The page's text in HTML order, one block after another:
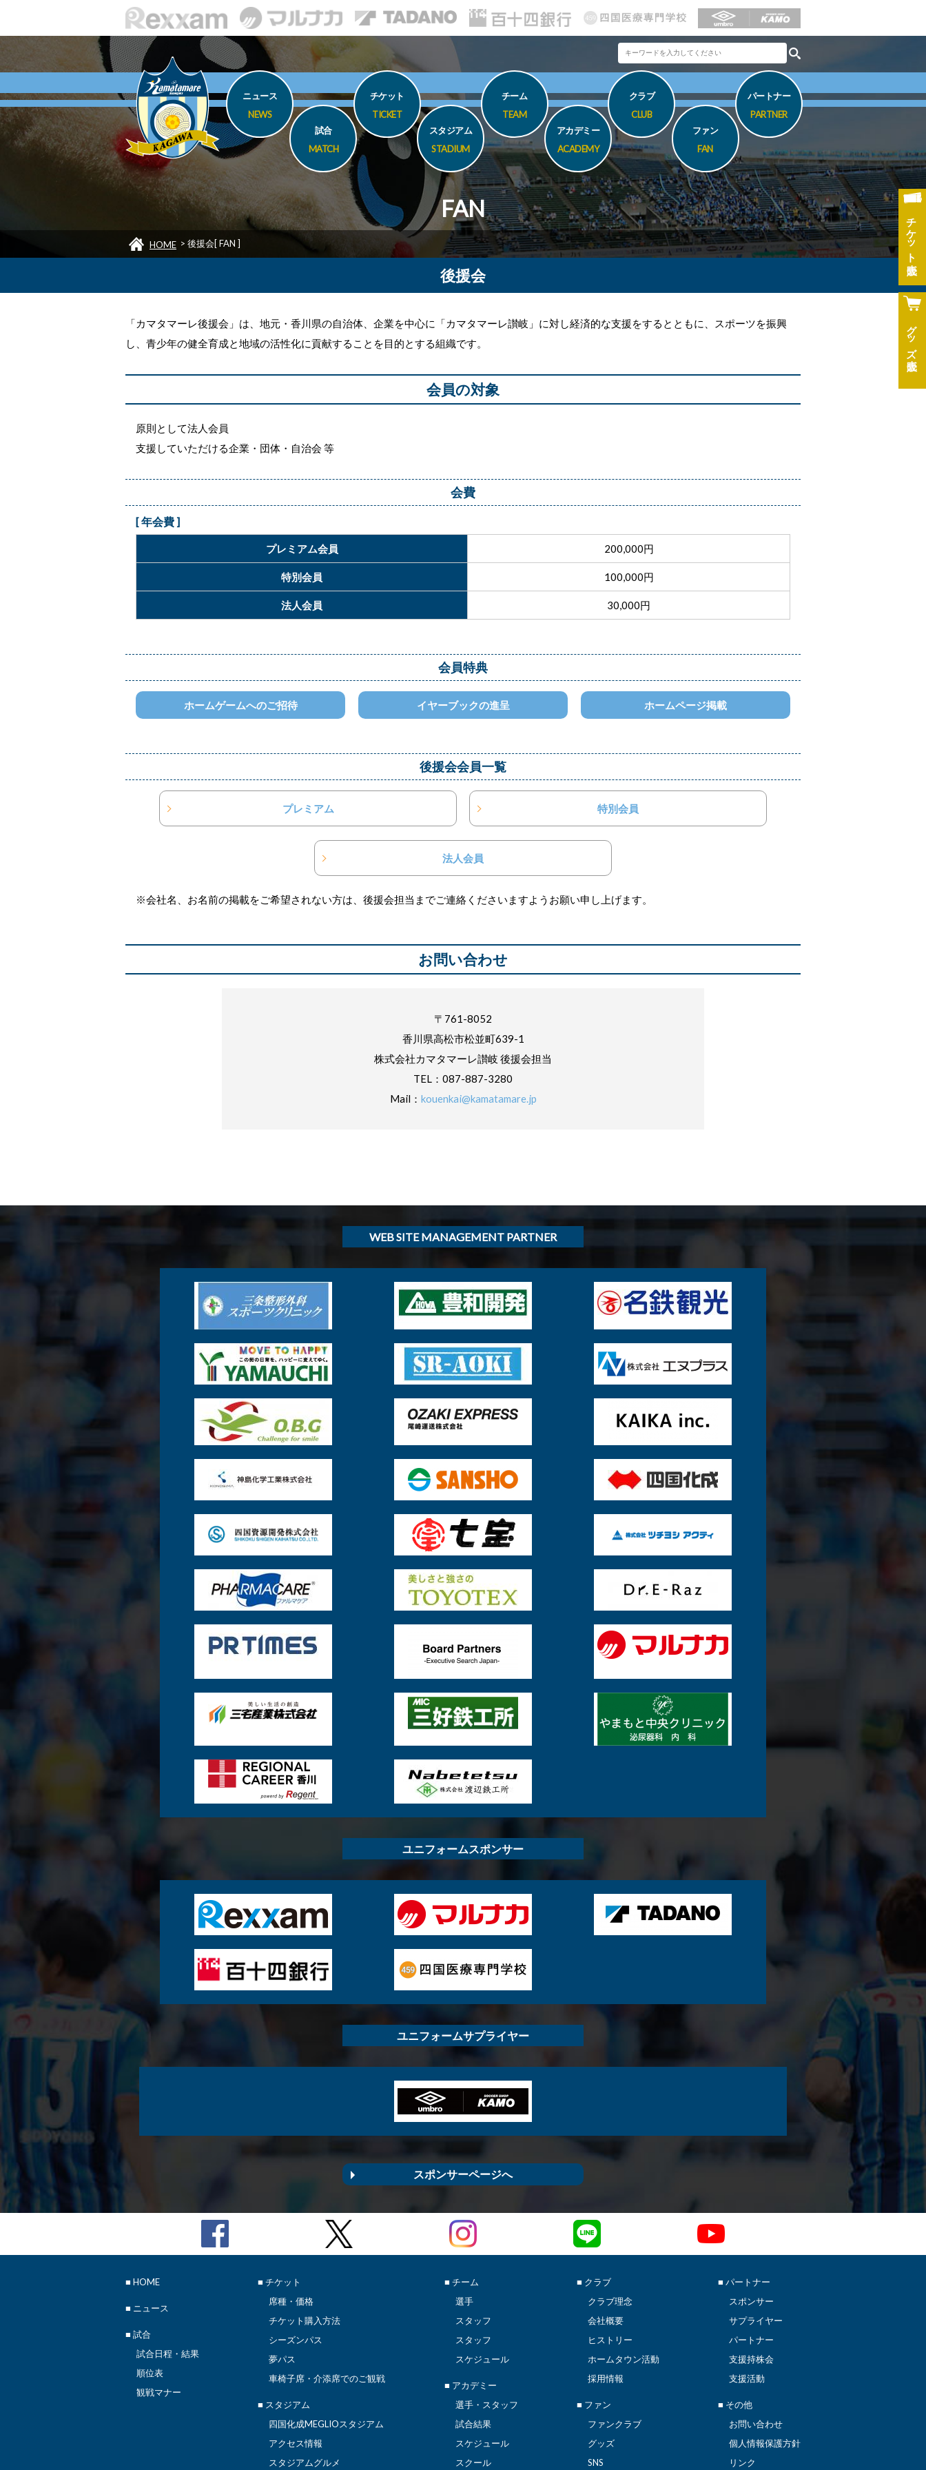
チケット
グッズ
ニュース
NEWS
試合
MATCH
チケット
TICKET
スタジアム
STADIUM
チーム
TEAM
アカデミー
ACADEMY
クラブ
CLUB
ファン
FAN
パートナー
PARTNER
FAN
HOME > 後援会[ FAN ]
後援会
「カマタマーレ後援会」は、地元・香川県の自治体、企業を中心に「カマタマーレ讃岐」に対し経済的な支援をするとともに、スポーツを振興
し、青少年の健全育成と地域の活性化に貢献することを目的とする組織です。
会員の対象
原則として法人会員
支援していただける企業・団体・自治会 等
会費
[ 年会費 ]
プレミアム会員 200,000円
特別会員 100,000円
法人会員 30,000円
会員特典
ホームゲームへのご招待 イヤーブックの進呈 ホームページ掲載
後援会会員一覧
プレミアム 特別会員
法人会員
※会社名、お名前の掲載をご希望されない方は、後援会担当までご連絡くださいますようお願い申し上げます。
お問い合わせ
〒761-8052
香川県高松市松並町639-1
株式会社カマタマーレ讃岐 後援会担当
TEL：087-887-3280
Mail： kouenkai@kamatamare.jp
WEB SITE MANAGEMENT PARTNER
ユニフォームスポンサー
ユニフォームサプライヤー
スポンサーページへ
■ HOME
■ ニュース
■ 試合
試合日程・結果
順位表
観戦マナー
■ チケット
席種・価格
チケット購入方法
シーズンパス
夢パス
車椅子席・介添席でのご観戦
■ スタジアム
四国化成MEGLIOスタジアム
アクセス情報
スタジアムグルメ
■ チーム
選手
スタッフ
スタッフ
スケジュール
■ アカデミー
選手・スタッフ
試合結果
スケジュール
スクール
■ クラブ
クラブ理念
会社概要
ヒストリー
ホームタウン活動
採用情報
■ ファン
ファンクラブ
グッズ
SNS
■ パートナー
スポンサー
サプライヤー
パートナー
支援持株会
支援活動
■ その他
お問い合わせ
個人情報保護方針
リンク